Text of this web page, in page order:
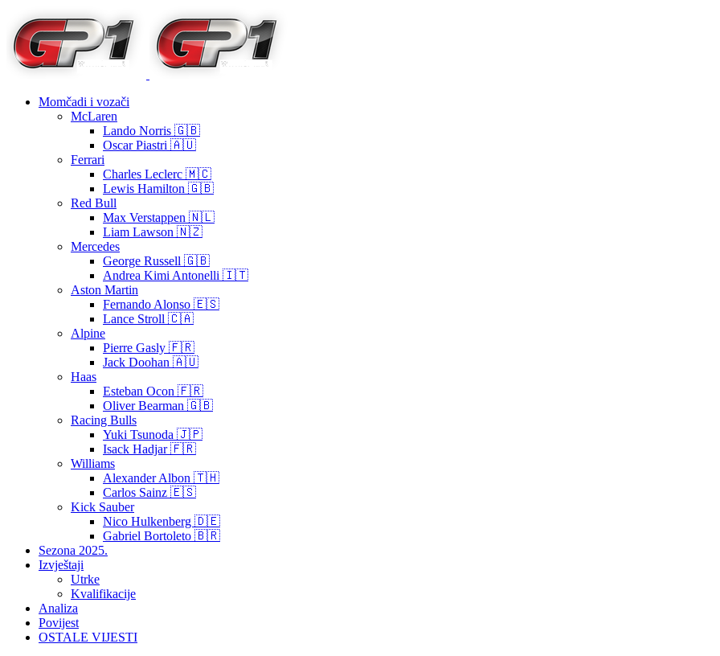
Momčadi i vozači
McLaren
Lando Norris 🇬🇧
Oscar Piastri 🇦🇺
Ferrari
Charles Leclerc 🇲🇨
Lewis Hamilton 🇬🇧
Red Bull
Max Verstappen 🇳🇱
Liam Lawson 🇳🇿
Mercedes
George Russell 🇬🇧
Andrea Kimi Antonelli 🇮🇹
Aston Martin
Fernando Alonso 🇪🇸
Lance Stroll 🇨🇦
Alpine
Pierre Gasly 🇫🇷
Jack Doohan 🇦🇺
Haas
Esteban Ocon 🇫🇷
Oliver Bearman 🇬🇧
Racing Bulls
Yuki Tsunoda 🇯🇵
Isack Hadjar 🇫🇷
Williams
Alexander Albon 🇹🇭
Carlos Sainz 🇪🇸
Kick Sauber
Nico Hulkenberg 🇩🇪
Gabriel Bortoleto 🇧🇷
Sezona 2025.
Izvještaji
Utrke
Kvalifikacije
Analiza
Povijest
OSTALE VIJESTI